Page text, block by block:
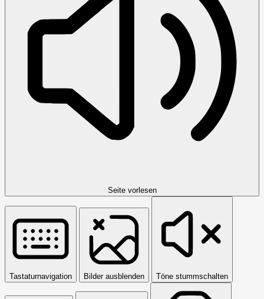
Seite vorlesen
Tastaturnavigation Bilder ausblenden Töne stummschalten